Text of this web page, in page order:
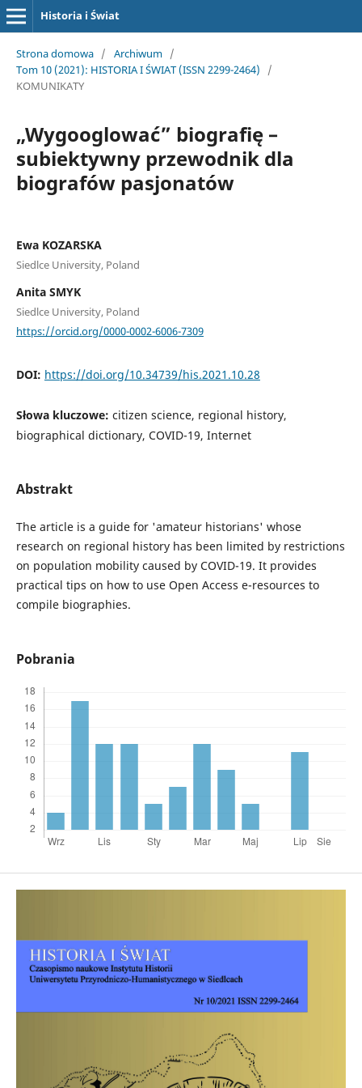
Historia i Świat
Strona domowa / Archiwum /
Tom 10 (2021): HISTORIA I ŚWIAT (ISSN 2299-2464)
/
KOMUNIKATY
„Wygooglować” biografię –
subiektywny przewodnik dla
biografów pasjonatów
Ewa KOZARSKA
Siedlce University, Poland
Anita SMYK
Siedlce University, Poland
https://orcid.org/0000-0002-6006-7309
DOI: https://doi.org/10.34739/his.2021.10.28
Słowa kluczowe: citizen science, regional history,
biographical dictionary, COVID-19, Internet
Abstrakt
The article is a guide for 'amateur historians' whose
research on regional history has been limited by restrictions
on population mobility caused by COVID-19. It provides
practical tips on how to use Open Access e-resources to
compile biographies.
Pobrania